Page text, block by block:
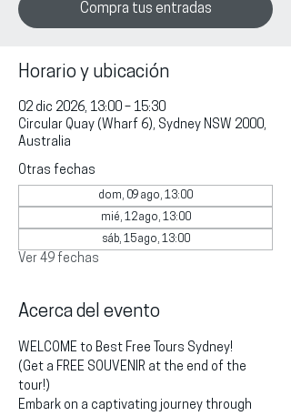
Compra tus entradas
Horario y ubicación
02 dic 2026, 13:00 – 15:30
Circular Quay (Wharf 6), Sydney NSW 2000,
Australia
Otras fechas
dom, 09 ago, 13:00
mié, 12 ago, 13:00
sáb, 15 ago, 13:00
Ver 49 fechas
Acerca del evento
WELCOME to Best Free Tours Sydney!
(Get a FREE SOUVENIR at the end of the
tour!)
Embark on a captivating journey through